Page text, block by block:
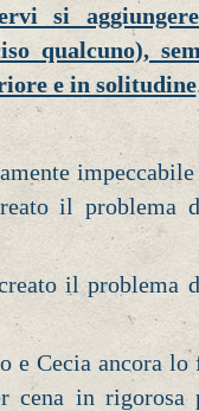
si
qualcuno),
e in solitudine
il problema
il problema
e Cecia ancora
cena in rigorosa